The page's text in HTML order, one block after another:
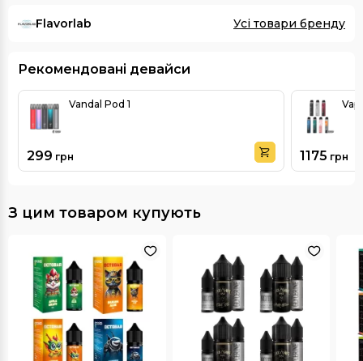
Flavorlab Усі товари бренду
Рекомендовані девайси
Vandal Pod 1
299 грн 1175 грн
З цим товаром купують